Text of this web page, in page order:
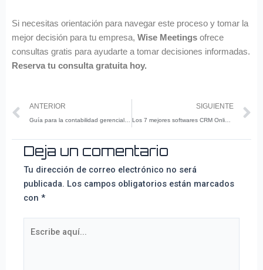
Si necesitas orientación para navegar este proceso y tomar la
mejor decisión para tu empresa, Wise Meetings ofrece
consultas gratis para ayudarte a tomar decisiones informadas.
Reserva tu consulta gratuita hoy.
Prev
ANTERIOR
Guía para la contabilidad gerencial y cómo optimizar tu negocio
SIGUIENTE
Los 7 mejores softwares CRM Online para potenciar tu negocio en {{mpg_pais}}
Deja un comentario
Tu dirección de correo electrónico no será
publicada. Los campos obligatorios están marcados
con *
aquí...